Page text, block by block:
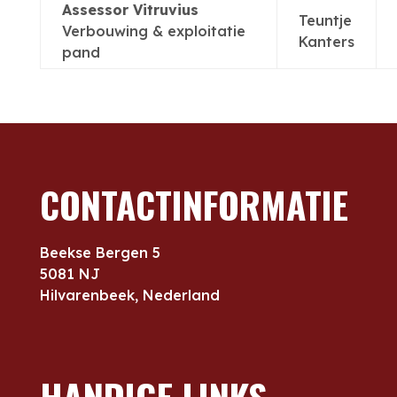
Assessor Vitruvius
Verbouwing & exploitatie
pand
Teuntje
Kanters
CONTACTINFORMATIE
Beekse Bergen 5
5081 NJ
Hilvarenbeek, Nederland